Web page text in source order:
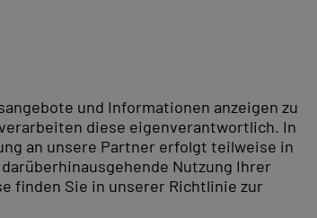
Automatisierung. Q2E (5 Tage)
2025.
und Informationen anzeigen zu
diese eigenverantwortlich. In
an unsere Partner erfolgt teilweise in
Nutzung Ihrer
finden Sie in unserer Richtlinie zur